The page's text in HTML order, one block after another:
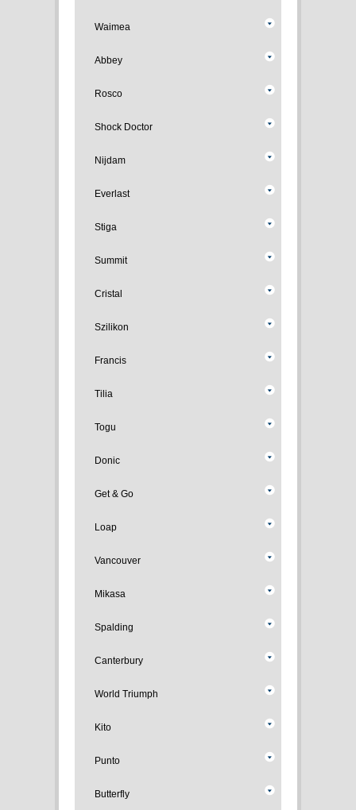
Waimea
Abbey
Rosco
Shock Doctor
Nijdam
Everlast
Stiga
Summit
Cristal
Szilikon
Francis
Tilia
Togu
Donic
Get & Go
Loap
Vancouver
Mikasa
Spalding
Canterbury
World Triumph
Kito
Punto
Butterfly